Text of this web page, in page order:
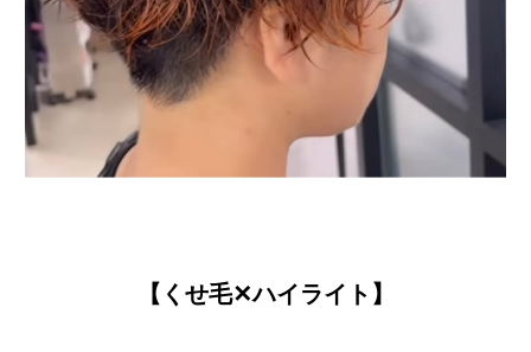
【くせ毛✕ハイライト】